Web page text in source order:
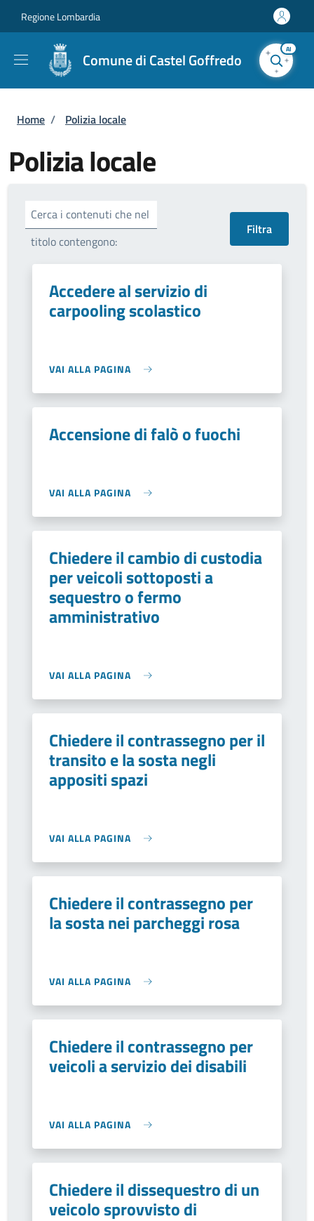
Regione Lombardia
Comune di Castel Goffredo
AI
Briciole di pane
Home / Polizia locale
Polizia locale
Cerca i contenuti che nel
titolo contengono:
Accedere al servizio di
carpooling scolastico
VAI ALLA PAGINA
Accensione di falò o fuochi
VAI ALLA PAGINA
Chiedere il cambio di custodia
per veicoli sottoposti a
sequestro o fermo
amministrativo
VAI ALLA PAGINA
Chiedere il contrassegno per il
transito e la sosta negli
appositi spazi
VAI ALLA PAGINA
Chiedere il contrassegno per
la sosta nei parcheggi rosa
VAI ALLA PAGINA
Chiedere il contrassegno per
veicoli a servizio dei disabili
VAI ALLA PAGINA
Chiedere il dissequestro di un
veicolo sprovvisto di